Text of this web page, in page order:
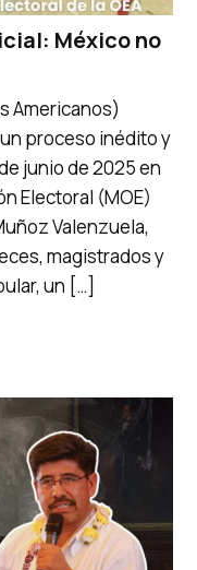
México no
Americanos)
proceso inédito y
junio de 2025 en
Electoral (MOE)
Valenzuela,
magistrados y
un […]